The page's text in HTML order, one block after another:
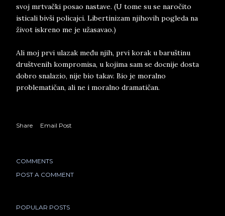
svoj mrtvački posao nastave. (U tome su se naročito
isticali bivši policajci. Libertinizam njihovih pogleda na
život iskreno me je užasavao.)
Ali moj prvi ulazak među njih, prvi korak u baruštinu
društvenih kompromisa, u kojima sam se docnije dosta
dobro snalazio, nije bio takav. Bio je moralno
problematičan, ali ne i moralno dramatičan.
Share Email Post
COMMENTS
POST A COMMENT
POPULAR POSTS